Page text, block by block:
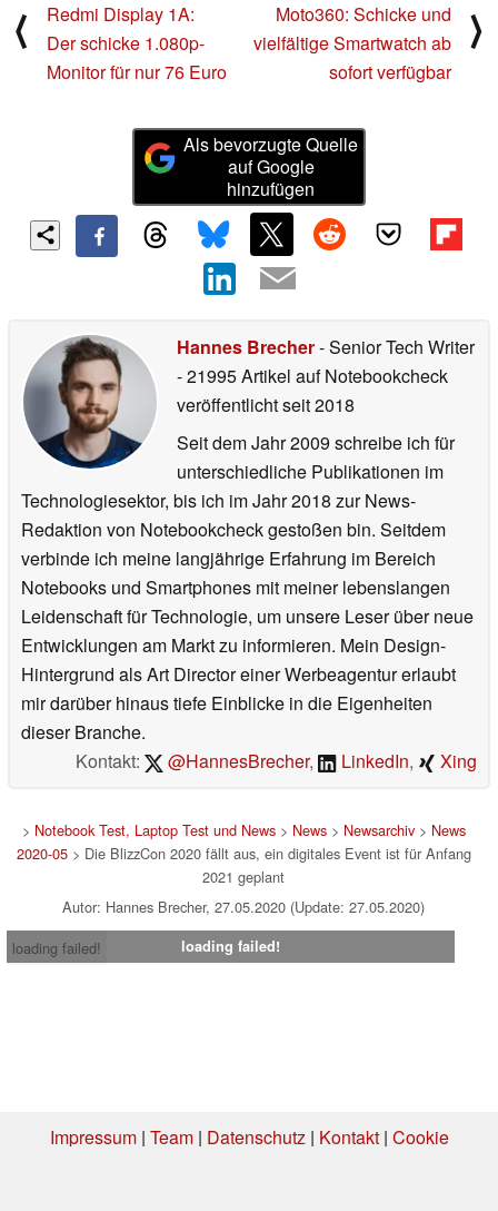
⟨
Redmi Display 1A:
Der schicke 1.080p-
Monitor für nur 76 Euro
Moto360: Schicke und
vielfältige Smartwatch ab
sofort verfügbar
⟩
Als bevorzugte Quelle
auf Google
hinzufügen
Hannes Brecher- Senior Tech Writer
- 21995 Artikel auf Notebookcheck
veröffentlichtseit 2018
Seit dem Jahr 2009 schreibe ich für
unterschiedliche Publikationen im
Technologiesektor, bis ich im Jahr 2018 zur News-
Redaktion von Notebookcheck gestoßen bin. Seitdem
verbinde ich meine langjährige Erfahrung im Bereich
Notebooks und Smartphones mit meiner lebenslangen
Leidenschaft für Technologie, um unsere Leser über neue
Entwicklungen am Markt zu informieren. Mein Design-
Hintergrund als Art Director einer Werbeagentur erlaubt
mir darüber hinaus tiefe Einblicke in die Eigenheiten
dieser Branche.
Kontakt:
@HannesBrecher, LinkedIn, Xing
> Notebook Test, Laptop Test und News> News> Newsarchiv> News
2020-05> Die BlizzCon 2020 fällt aus, ein digitales Event ist für Anfang
2021 geplant
Autor: Hannes Brecher, 27.05.2020 (Update: 27.05.2020)
loading failed!
loading failed!
Impressum| Team| Datenschutz| Kontakt| Cookie